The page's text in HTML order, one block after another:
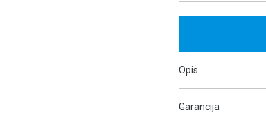
Opis
Garancija